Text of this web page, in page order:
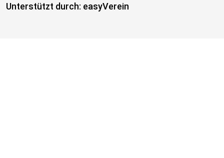
Unterstützt durch: easyVerein